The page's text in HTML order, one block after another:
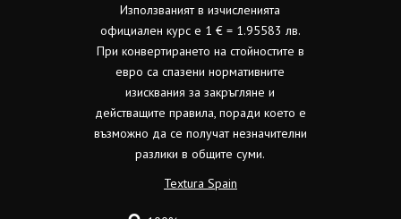
Използваният в изчисленията
официален курс е 1 € = 1.95583 лв.
При конвертирането на стойностите в
евро са спазени нормативните
изисквания за закръгляне и
действащите правила, поради което е
възможно да се получат незначителни
разлики в общите суми.
Textura Spain